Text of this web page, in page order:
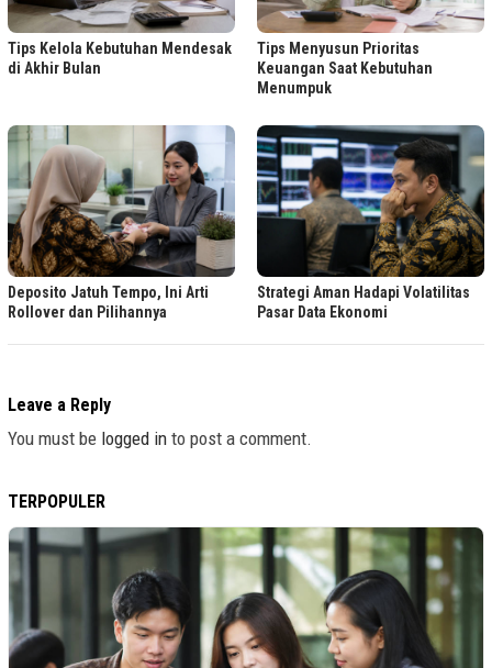
Tips Kelola Kebutuhan Mendesak
di Akhir Bulan
Tips Menyusun Prioritas
Keuangan Saat Kebutuhan
Menumpuk
Deposito Jatuh Tempo, Ini Arti
Rollover dan Pilihannya
Strategi Aman Hadapi Volatilitas
Pasar Data Ekonomi
Leave a Reply
You must be logged in to post a comment.
TERPOPULER